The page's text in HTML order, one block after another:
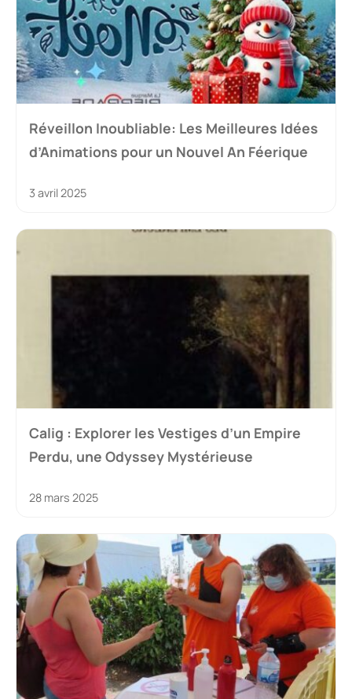
Réveillon Inoubliable: Les Meilleures Idées
d’Animations pour un Nouvel An Féerique
3 avril 2025
Calig : Explorer les Vestiges d’un Empire
Perdu, une Odyssey Mystérieuse
28 mars 2025